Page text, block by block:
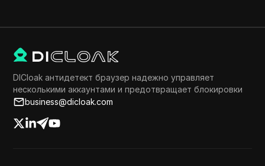
DICloak антидетект браузер надежно управляет
несколькими аккаунтами и предотвращает блокировки
business@dicloak.com